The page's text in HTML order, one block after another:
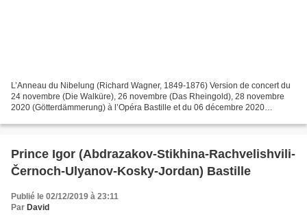
L’Anneau du Nibelung (Richard Wagner, 1849-1876) Version de concert du
24 novembre (Die Walküre), 26 novembre (Das Rheingold), 28 novembre
2020 (Götterdämmerung) à l’Opéra Bastille et du 06 décembre 2020
Prince Igor (Abdrazakov-Stikhina-Rachvelishvili-
Černoch-Ulyanov-Kosky-Jordan) Bastille
Publié le 02/12/2019 à 23:11
Par David